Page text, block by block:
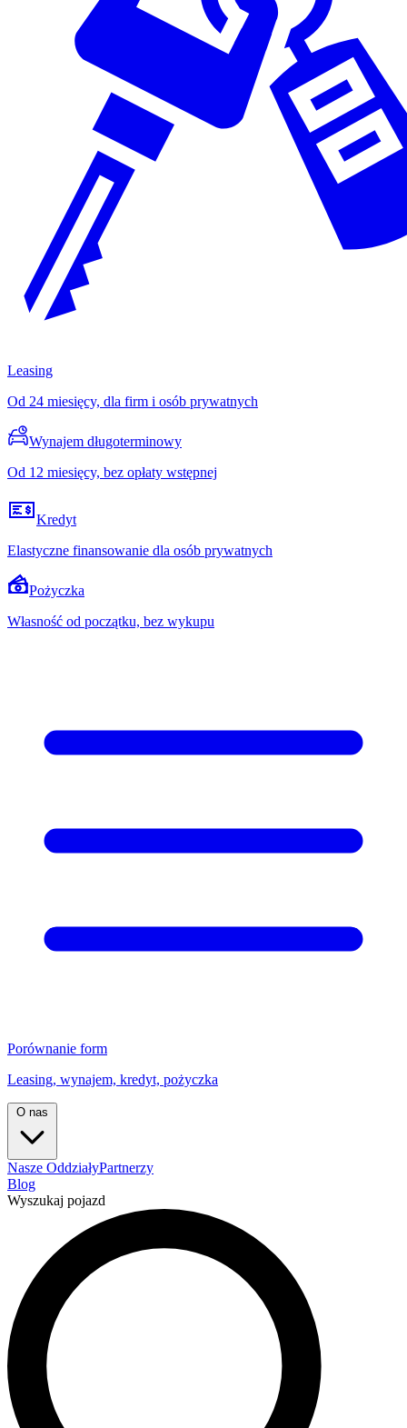
Leasing
Od 24 miesięcy, dla firm i osób prywatnych
Wynajem długoterminowy
Od 12 miesięcy, bez opłaty wstępnej
Kredyt
Elastyczne finansowanie dla osób prywatnych
Pożyczka
Własność od początku, bez wykupu
Porównanie form
Leasing, wynajem, kredyt, pożyczka
O nas
Nasze OddziałyPartnerzy
Blog
Wyszukaj pojazd